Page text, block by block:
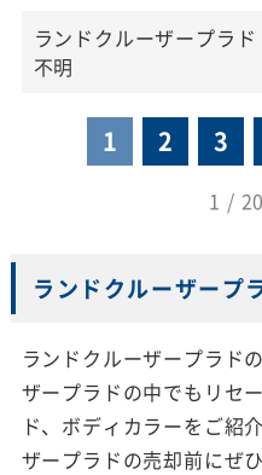
ランドクルーザープラド
不明
1 2 3
1 /
ランドクルーザープ
ランドクルーザープラド
ザープラドの中でもリセ
ド、ボディカラーをご紹
ザープラドの売却前にぜ